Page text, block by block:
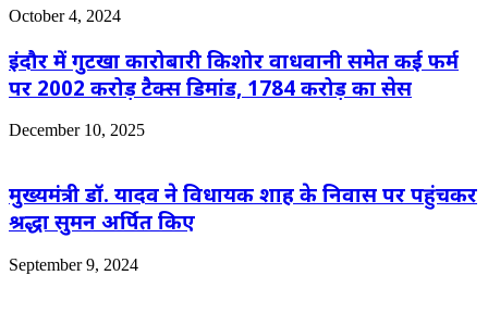
October 4, 2024
इंदौर में गुटखा कारोबारी किशोर वाधवानी समेत कई फर्म
पर 2002 करोड़ टैक्स डिमांड, 1784 करोड़ का सेस
December 10, 2025
मुख्यमंत्री डॉ. यादव ने विधायक शाह के निवास पर पहुंचकर
श्रद्धा सुमन अर्पित किए
September 9, 2024